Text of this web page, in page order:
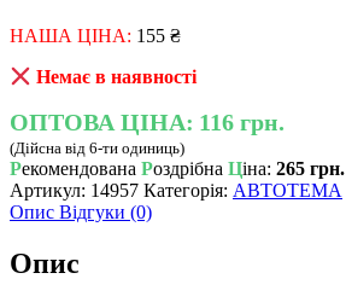
НАША ЦІНА: 155 ₴
Немає в наявності
ОПТОВА ЦІНА: 116 грн.
(Дійсна від 6-ти одиниць)
Рекомендована Роздрібна Ціна: 265 грн.
Артикул: 14957 Категорія: АВТОТЕМА
Опис Відгуки (0)
Опис